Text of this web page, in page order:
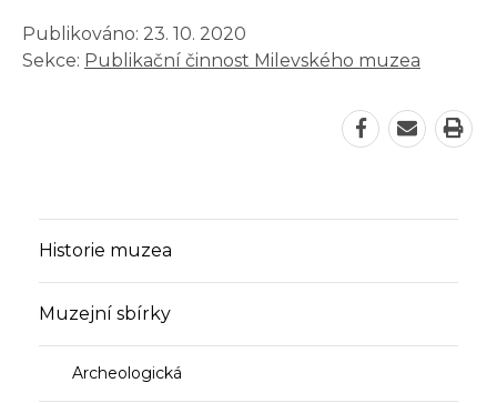
Publikováno: 23. 10. 2020
Sekce: Publikační činnost Milevského muzea
SdíletOdeslat
Historie muzea
Muzejní sbírky
Archeologická